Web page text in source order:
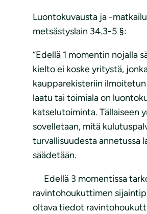
Luontokuvausta ja -
metsästyslain 34.3-5 §:
“Edellä 1 momentin nojalla
kielto ei koske yritystä,
kaupparekisteriin
laatu tai toimiala on
katselutoiminta. Tällaiseen
sovelletaan, mitä
turvallisuudesta annetussa
säädetään.
Edellä 3 momentissa
ravintohoukuttimen
oltava tiedot